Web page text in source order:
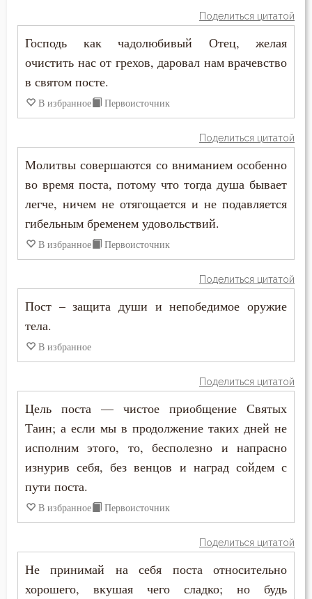
Ложь
Любовь
Любовь Божия
Любовь к Богу
Месть
Милостыня
Молитва
Мощи
Мученичество
Мысли
Надежда
Наказание
Поделиться цитатой
Господь как чадолюбивый Отец, желая
очистить нас от грехов, даровал нам врачевство
в святом посте.
В избранное Первоисточник
Поделиться цитатой
Молитвы совершаются со вниманием особенно
во время поста, потому что тогда душа бывает
легче, ничем не отягощается и не подавляется
гибельным бременем удовольствий.
В избранное Первоисточник
Поделиться цитатой
Пост – защита души и непобедимое оружие
тела.
В избранное
Поделиться цитатой
Цель поста — чистое приобщение Святых
Таин; а если мы в продолжение таких дней не
исполним этого, то, бесполезно и напрасно
изнурив себя, без венцов и наград сойдем с
пути поста.
В избранное Первоисточник
Поделиться цитатой
Не принимай на себя поста относительно
хорошего, вкушая чего сладко; но будь